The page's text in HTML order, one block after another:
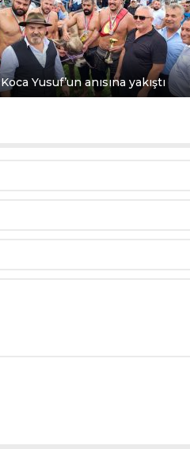
Koca Yusuf’un anısına yakıştı